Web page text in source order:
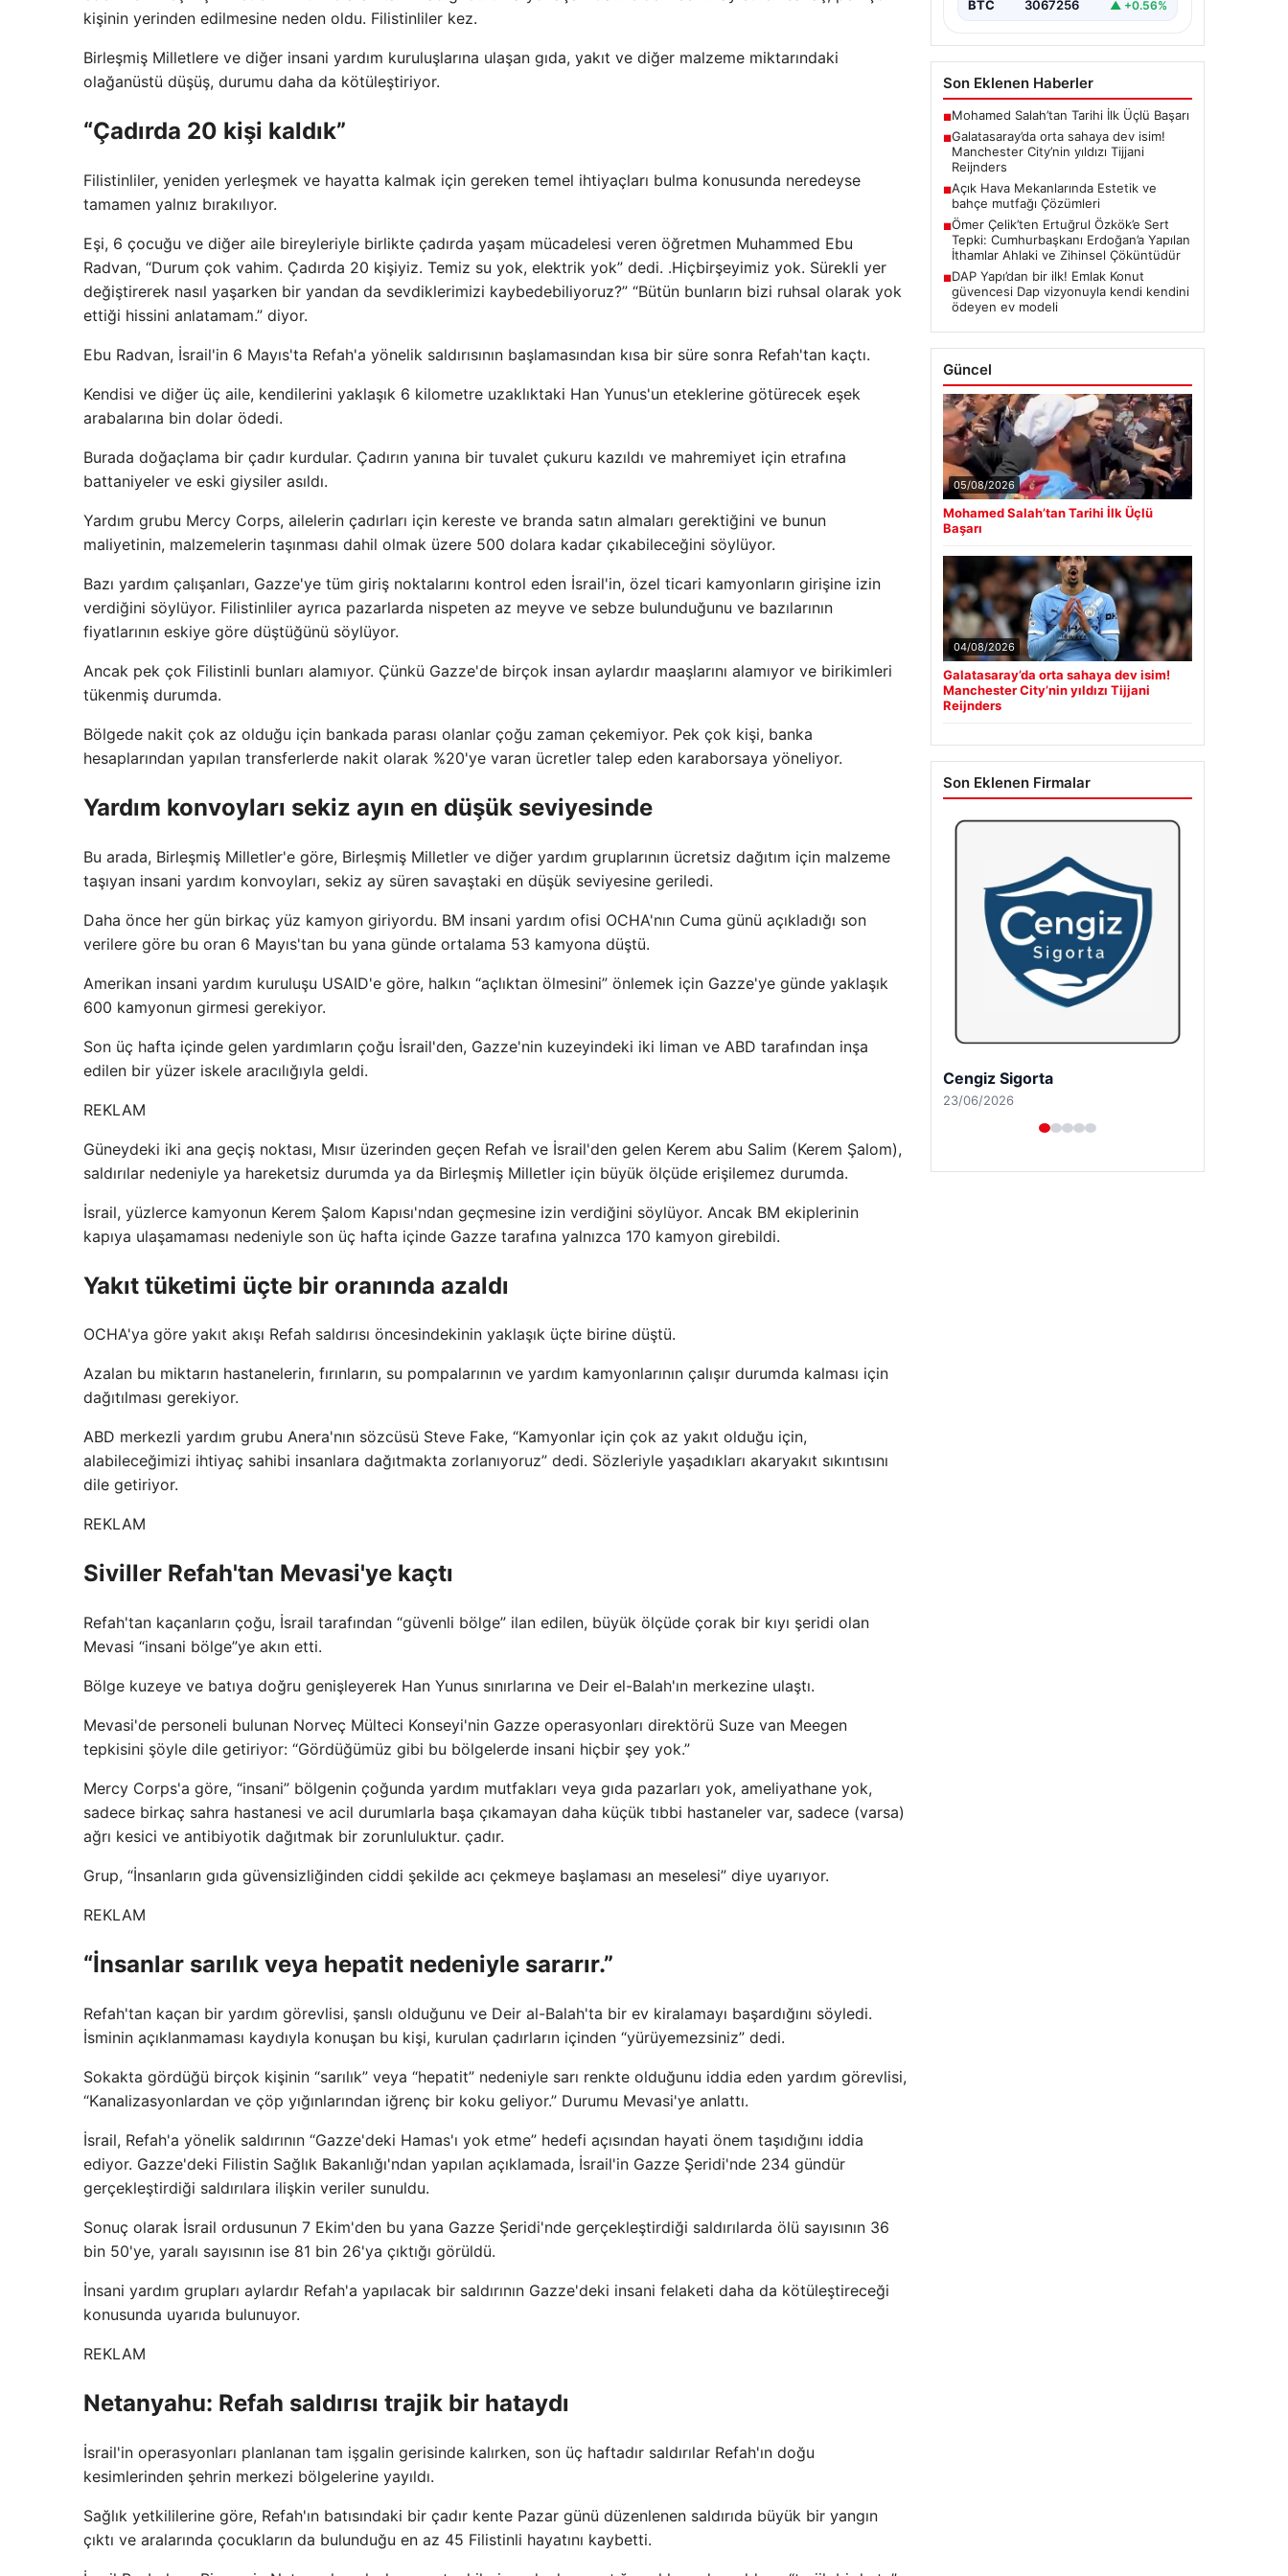
kişinin yerinden edilmesine neden oldu. Filistinliler kez.
Birleşmiş Milletlere ve diğer insani yardım kuruluşlarına ulaşan gıda, yakıt ve diğer malzeme miktarındaki
olağanüstü düşüş, durumu daha da kötüleştiriyor.
“Çadırda 20 kişi kaldık”
Filistinliler, yeniden yerleşmek ve hayatta kalmak için gereken temel ihtiyaçları bulma konusunda neredeyse
tamamen yalnız bırakılıyor.
Eşi, 6 çocuğu ve diğer aile bireyleriyle birlikte çadırda yaşam mücadelesi veren öğretmen Muhammed Ebu
Radvan, “Durum çok vahim. Çadırda 20 kişiyiz. Temiz su yok, elektrik yok” dedi. .Hiçbirşeyimiz yok. Sürekli yer
değiştirerek nasıl yaşarken bir yandan da sevdiklerimizi kaybedebiliyoruz?” “Bütün bunların bizi ruhsal olarak yok
ettiği hissini anlatamam.” diyor.
Ebu Radvan, İsrail'in 6 Mayıs'ta Refah'a yönelik saldırısının başlamasından kısa bir süre sonra Refah'tan kaçtı.
Kendisi ve diğer üç aile, kendilerini yaklaşık 6 kilometre uzaklıktaki Han Yunus'un eteklerine götürecek eşek
arabalarına bin dolar ödedi.
Burada doğaçlama bir çadır kurdular. Çadırın yanına bir tuvalet çukuru kazıldı ve mahremiyet için etrafına
battaniyeler ve eski giysiler asıldı.
Yardım grubu Mercy Corps, ailelerin çadırları için kereste ve branda satın almaları gerektiğini ve bunun
maliyetinin, malzemelerin taşınması dahil olmak üzere 500 dolara kadar çıkabileceğini söylüyor.
Bazı yardım çalışanları, Gazze'ye tüm giriş noktalarını kontrol eden İsrail'in, özel ticari kamyonların girişine izin
verdiğini söylüyor. Filistinliler ayrıca pazarlarda nispeten az meyve ve sebze bulunduğunu ve bazılarının
fiyatlarının eskiye göre düştüğünü söylüyor.
Ancak pek çok Filistinli bunları alamıyor. Çünkü Gazze'de birçok insan aylardır maaşlarını alamıyor ve birikimleri
tükenmiş durumda.
Bölgede nakit çok az olduğu için bankada parası olanlar çoğu zaman çekemiyor. Pek çok kişi, banka
hesaplarından yapılan transferlerde nakit olarak %20'ye varan ücretler talep eden karaborsaya yöneliyor.
Yardım konvoyları sekiz ayın en düşük seviyesinde
Bu arada, Birleşmiş Milletler'e göre, Birleşmiş Milletler ve diğer yardım gruplarının ücretsiz dağıtım için malzeme
taşıyan insani yardım konvoyları, sekiz ay süren savaştaki en düşük seviyesine geriledi.
Daha önce her gün birkaç yüz kamyon giriyordu. BM insani yardım ofisi OCHA'nın Cuma günü açıkladığı son
verilere göre bu oran 6 Mayıs'tan bu yana günde ortalama 53 kamyona düştü.
Amerikan insani yardım kuruluşu USAID'e göre, halkın “açlıktan ölmesini” önlemek için Gazze'ye günde yaklaşık
600 kamyonun girmesi gerekiyor.
Son üç hafta içinde gelen yardımların çoğu İsrail'den, Gazze'nin kuzeyindeki iki liman ve ABD tarafından inşa
edilen bir yüzer iskele aracılığıyla geldi.
REKLAM
Güneydeki iki ana geçiş noktası, Mısır üzerinden geçen Refah ve İsrail'den gelen Kerem abu Salim (Kerem Şalom),
saldırılar nedeniyle ya hareketsiz durumda ya da Birleşmiş Milletler için büyük ölçüde erişilemez durumda.
İsrail, yüzlerce kamyonun Kerem Şalom Kapısı'ndan geçmesine izin verdiğini söylüyor. Ancak BM ekiplerinin
kapıya ulaşamaması nedeniyle son üç hafta içinde Gazze tarafına yalnızca 170 kamyon girebildi.
Yakıt tüketimi üçte bir oranında azaldı
OCHA'ya göre yakıt akışı Refah saldırısı öncesindekinin yaklaşık üçte birine düştü.
Azalan bu miktarın hastanelerin, fırınların, su pompalarının ve yardım kamyonlarının çalışır durumda kalması için
dağıtılması gerekiyor.
ABD merkezli yardım grubu Anera'nın sözcüsü Steve Fake, “Kamyonlar için çok az yakıt olduğu için,
alabileceğimizi ihtiyaç sahibi insanlara dağıtmakta zorlanıyoruz” dedi. Sözleriyle yaşadıkları akaryakıt sıkıntısını
dile getiriyor.
REKLAM
Siviller Refah'tan Mevasi'ye kaçtı
Refah'tan kaçanların çoğu, İsrail tarafından “güvenli bölge” ilan edilen, büyük ölçüde çorak bir kıyı şeridi olan
Mevasi “insani bölge”ye akın etti.
Bölge kuzeye ve batıya doğru genişleyerek Han Yunus sınırlarına ve Deir el-Balah'ın merkezine ulaştı.
Mevasi'de personeli bulunan Norveç Mülteci Konseyi'nin Gazze operasyonları direktörü Suze van Meegen
tepkisini şöyle dile getiriyor: “Gördüğümüz gibi bu bölgelerde insani hiçbir şey yok.”
Mercy Corps'a göre, “insani” bölgenin çoğunda yardım mutfakları veya gıda pazarları yok, ameliyathane yok,
sadece birkaç sahra hastanesi ve acil durumlarla başa çıkamayan daha küçük tıbbi hastaneler var, sadece (varsa)
ağrı kesici ve antibiyotik dağıtmak bir zorunluluktur. çadır.
Grup, “İnsanların gıda güvensizliğinden ciddi şekilde acı çekmeye başlaması an meselesi” diye uyarıyor.
REKLAM
“İnsanlar sarılık veya hepatit nedeniyle sararır.”
Refah'tan kaçan bir yardım görevlisi, şanslı olduğunu ve Deir al-Balah'ta bir ev kiralamayı başardığını söyledi.
İsminin açıklanmaması kaydıyla konuşan bu kişi, kurulan çadırların içinden “yürüyemezsiniz” dedi.
Sokakta gördüğü birçok kişinin “sarılık” veya “hepatit” nedeniyle sarı renkte olduğunu iddia eden yardım görevlisi,
“Kanalizasyonlardan ve çöp yığınlarından iğrenç bir koku geliyor.” Durumu Mevasi'ye anlattı.
İsrail, Refah'a yönelik saldırının “Gazze'deki Hamas'ı yok etme” hedefi açısından hayati önem taşıdığını iddia
ediyor. Gazze'deki Filistin Sağlık Bakanlığı'ndan yapılan açıklamada, İsrail'in Gazze Şeridi'nde 234 gündür
gerçekleştirdiği saldırılara ilişkin veriler sunuldu.
Sonuç olarak İsrail ordusunun 7 Ekim'den bu yana Gazze Şeridi'nde gerçekleştirdiği saldırılarda ölü sayısının 36
bin 50'ye, yaralı sayısının ise 81 bin 26'ya çıktığı görüldü.
İnsani yardım grupları aylardır Refah'a yapılacak bir saldırının Gazze'deki insani felaketi daha da kötüleştireceği
konusunda uyarıda bulunuyor.
REKLAM
Netanyahu: Refah saldırısı trajik bir hataydı
İsrail'in operasyonları planlanan tam işgalin gerisinde kalırken, son üç haftadır saldırılar Refah'ın doğu
kesimlerinden şehrin merkezi bölgelerine yayıldı.
Sağlık yetkililerine göre, Refah'ın batısındaki bir çadır kente Pazar günü düzenlenen saldırıda büyük bir yangın
çıktı ve aralarında çocukların da bulunduğu en az 45 Filistinli hayatını kaybetti.
BTC 3067256 ▲ +0.56%
Son Eklenen Haberler
■Mohamed Salah’tan Tarihi İlk Üçlü Başarı
■Galatasaray’da orta sahaya dev isim!
Manchester City’nin yıldızı Tijjani
Reijnders
■Açık Hava Mekanlarında Estetik ve
bahçe mutfağı Çözümleri
■Ömer Çelik’ten Ertuğrul Özkök’e Sert
Tepki: Cumhurbaşkanı Erdoğan’a Yapılan
İthamlar Ahlaki ve Zihinsel Çöküntüdür
■DAP Yapı’dan bir ilk! Emlak Konut
güvencesi Dap vizyonuyla kendi kendini
ödeyen ev modeli
Güncel
05/08/2026
Mohamed Salah’tan Tarihi İlk Üçlü
Başarı
04/08/2026
Galatasaray’da orta sahaya dev isim!
Manchester City’nin yıldızı Tijjani
Reijnders
Son Eklenen Firmalar
Hastaş Beton
26/05/2026